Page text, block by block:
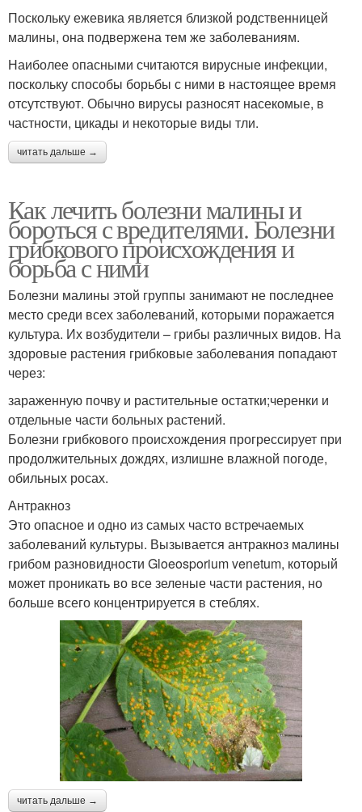
Поскольку ежевика является близкой родственницей
малины, она подвержена тем же заболеваниям.
Наиболее опасными считаются вирусные инфекции,
поскольку способы борьбы с ними в настоящее время
отсутствуют. Обычно вирусы разносят насекомые, в
частности, цикады и некоторые виды тли.
читать дальше →
Как лечить болезни малины и
бороться с вредителями. Болезни
грибкового происхождения и
борьба с ними
Болезни малины этой группы занимают не последнее
место среди всех заболеваний, которыми поражается
культура. Их возбудители – грибы различных видов. На
здоровые растения грибковые заболевания попадают
через:
зараженную почву и растительные остатки;черенки и
отдельные части больных растений.
Болезни грибкового происхождения прогрессирует при
продолжительных дождях, излишне влажной погоде,
обильных росах.
Антракноз
Это опасное и одно из самых часто встречаемых
заболеваний культуры. Вызывается антракноз малины
грибом разновидности Gloeosporium venetum, который
может проникать во все зеленые части растения, но
больше всего концентрируется в стеблях.
читать дальше →